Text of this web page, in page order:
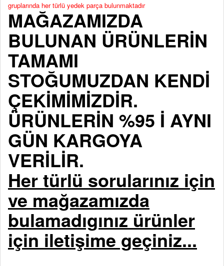
gruplarında her türlü yedek parça bulunmaktadır
MAĞAZAMIZDA
BULUNAN ÜRÜNLERİN
TAMAMI
STOĞUMUZDAN KENDİ
ÇEKİMİMİZDİR.
ÜRÜNLERİN %95 İ AYNI
GÜN KARGOYA
VERİLİR.
Her türlü sorularınız için
ve mağazamızda
bulamadıgınız ürünler
için iletişime geçiniz...